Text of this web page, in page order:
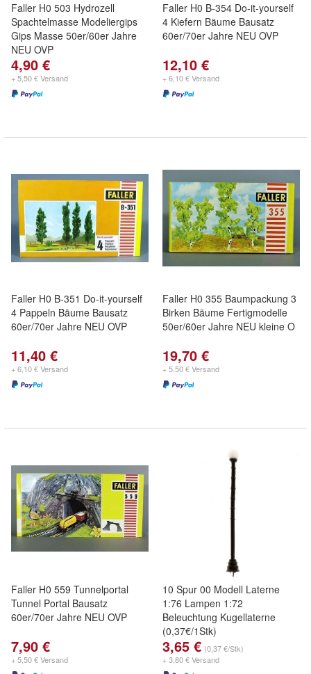
Faller H0 503 Hydrozell
Spachtelmasse Modeliergips
Gips Masse 50er/60er Jahre
NEU OVP
4,90 €
+ 5,50 € Versand
Faller H0 B-354 Do-it-yourself
4 Kiefern Bäume Bausatz
60er/70er Jahre NEU OVP
12,10 €
+ 6,10 € Versand
Faller H0 B-351 Do-it-yourself
4 Pappeln Bäume Bausatz
60er/70er Jahre NEU OVP
11,40 €
+ 6,10 € Versand
Faller H0 355 Baumpackung 3
Birken Bäume Fertigmodelle
50er/60er Jahre NEU kleine O
19,70 €
+ 5,50 € Versand
Faller H0 559 Tunnelportal
Tunnel Portal Bausatz
60er/70er Jahre NEU OVP
7,90 €
+ 5,50 € Versand
10 Spur 00 Modell Laterne
1:76 Lampen 1:72
Beleuchtung Kugellaterne
(0,37€/1Stk)
3,65 € (0,37 €/Stk)
+ 3,80 € Versand